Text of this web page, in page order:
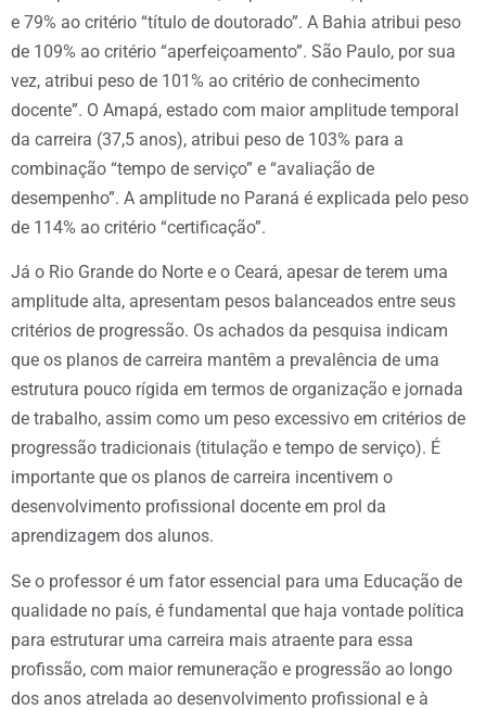
e 79% ao critério “título de doutorado”. A Bahia atribui peso
de 109% ao critério “aperfeiçoamento”. São Paulo, por sua
vez, atribui peso de 101% ao critério de conhecimento
docente”. O Amapá, estado com maior amplitude temporal
da carreira (37,5 anos), atribui peso de 103% para a
combinação “tempo de serviço” e “avaliação de
desempenho”. A amplitude no Paraná é explicada pelo peso
de 114% ao critério “certificação”.
Já o Rio Grande do Norte e o Ceará, apesar de terem uma
amplitude alta, apresentam pesos balanceados entre seus
critérios de progressão. Os achados da pesquisa indicam
que os planos de carreira mantêm a prevalência de uma
estrutura pouco rígida em termos de organização e jornada
de trabalho, assim como um peso excessivo em critérios de
progressão tradicionais (titulação e tempo de serviço). É
importante que os planos de carreira incentivem o
desenvolvimento profissional docente em prol da
aprendizagem dos alunos.
Se o professor é um fator essencial para uma Educação de
qualidade no país, é fundamental que haja vontade política
para estruturar uma carreira mais atraente para essa
profissão, com maior remuneração e progressão ao longo
dos anos atrelada ao desenvolvimento profissional e à